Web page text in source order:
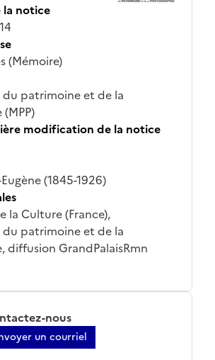
la notice
(Mémoire)
patrimoine et de la
modification de la notice
(1845-1926)
la Culture (France),
patrimoine et de la
diffusion GrandPalaisRmn
nous
un courriel